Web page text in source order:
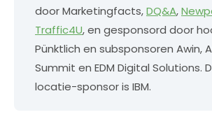
door Marketingfacts,DQ&A,
Traffic4U, en gesponsord door
Pünktlich en subsponsoren Awin,
Summit en EDM Digital Solutions.
locatie-sponsor is IBM.